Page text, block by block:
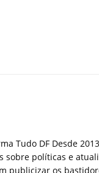
Tudo DF Desde
sobre políticas e
publicizar os